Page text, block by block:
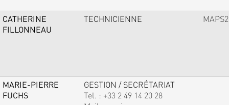
CATHERINE
FILLONNEAU
TECHNICIENNE MAPS2
MARIE-PIERRE
FUCHS
GESTION / SECRÉTARIAT
Tel. : +33 2 49 14 20 28